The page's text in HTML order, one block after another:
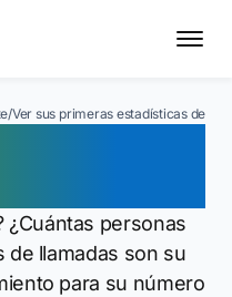
/Ver sus primeras estadísticas de
¿Cuántas personas
de llamadas son su
para su número